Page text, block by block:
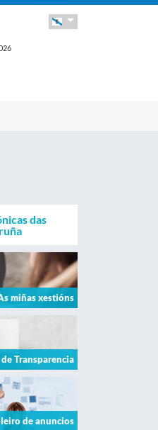
das
miñas xestións
Transparencia
de anuncios